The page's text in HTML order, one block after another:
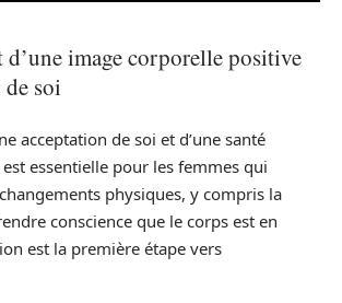
d’une image corporelle positive
soi
acceptation de soi et d’une santé
essentielle pour les femmes qui
physiques, y compris la
conscience que le corps est en
est la première étape vers